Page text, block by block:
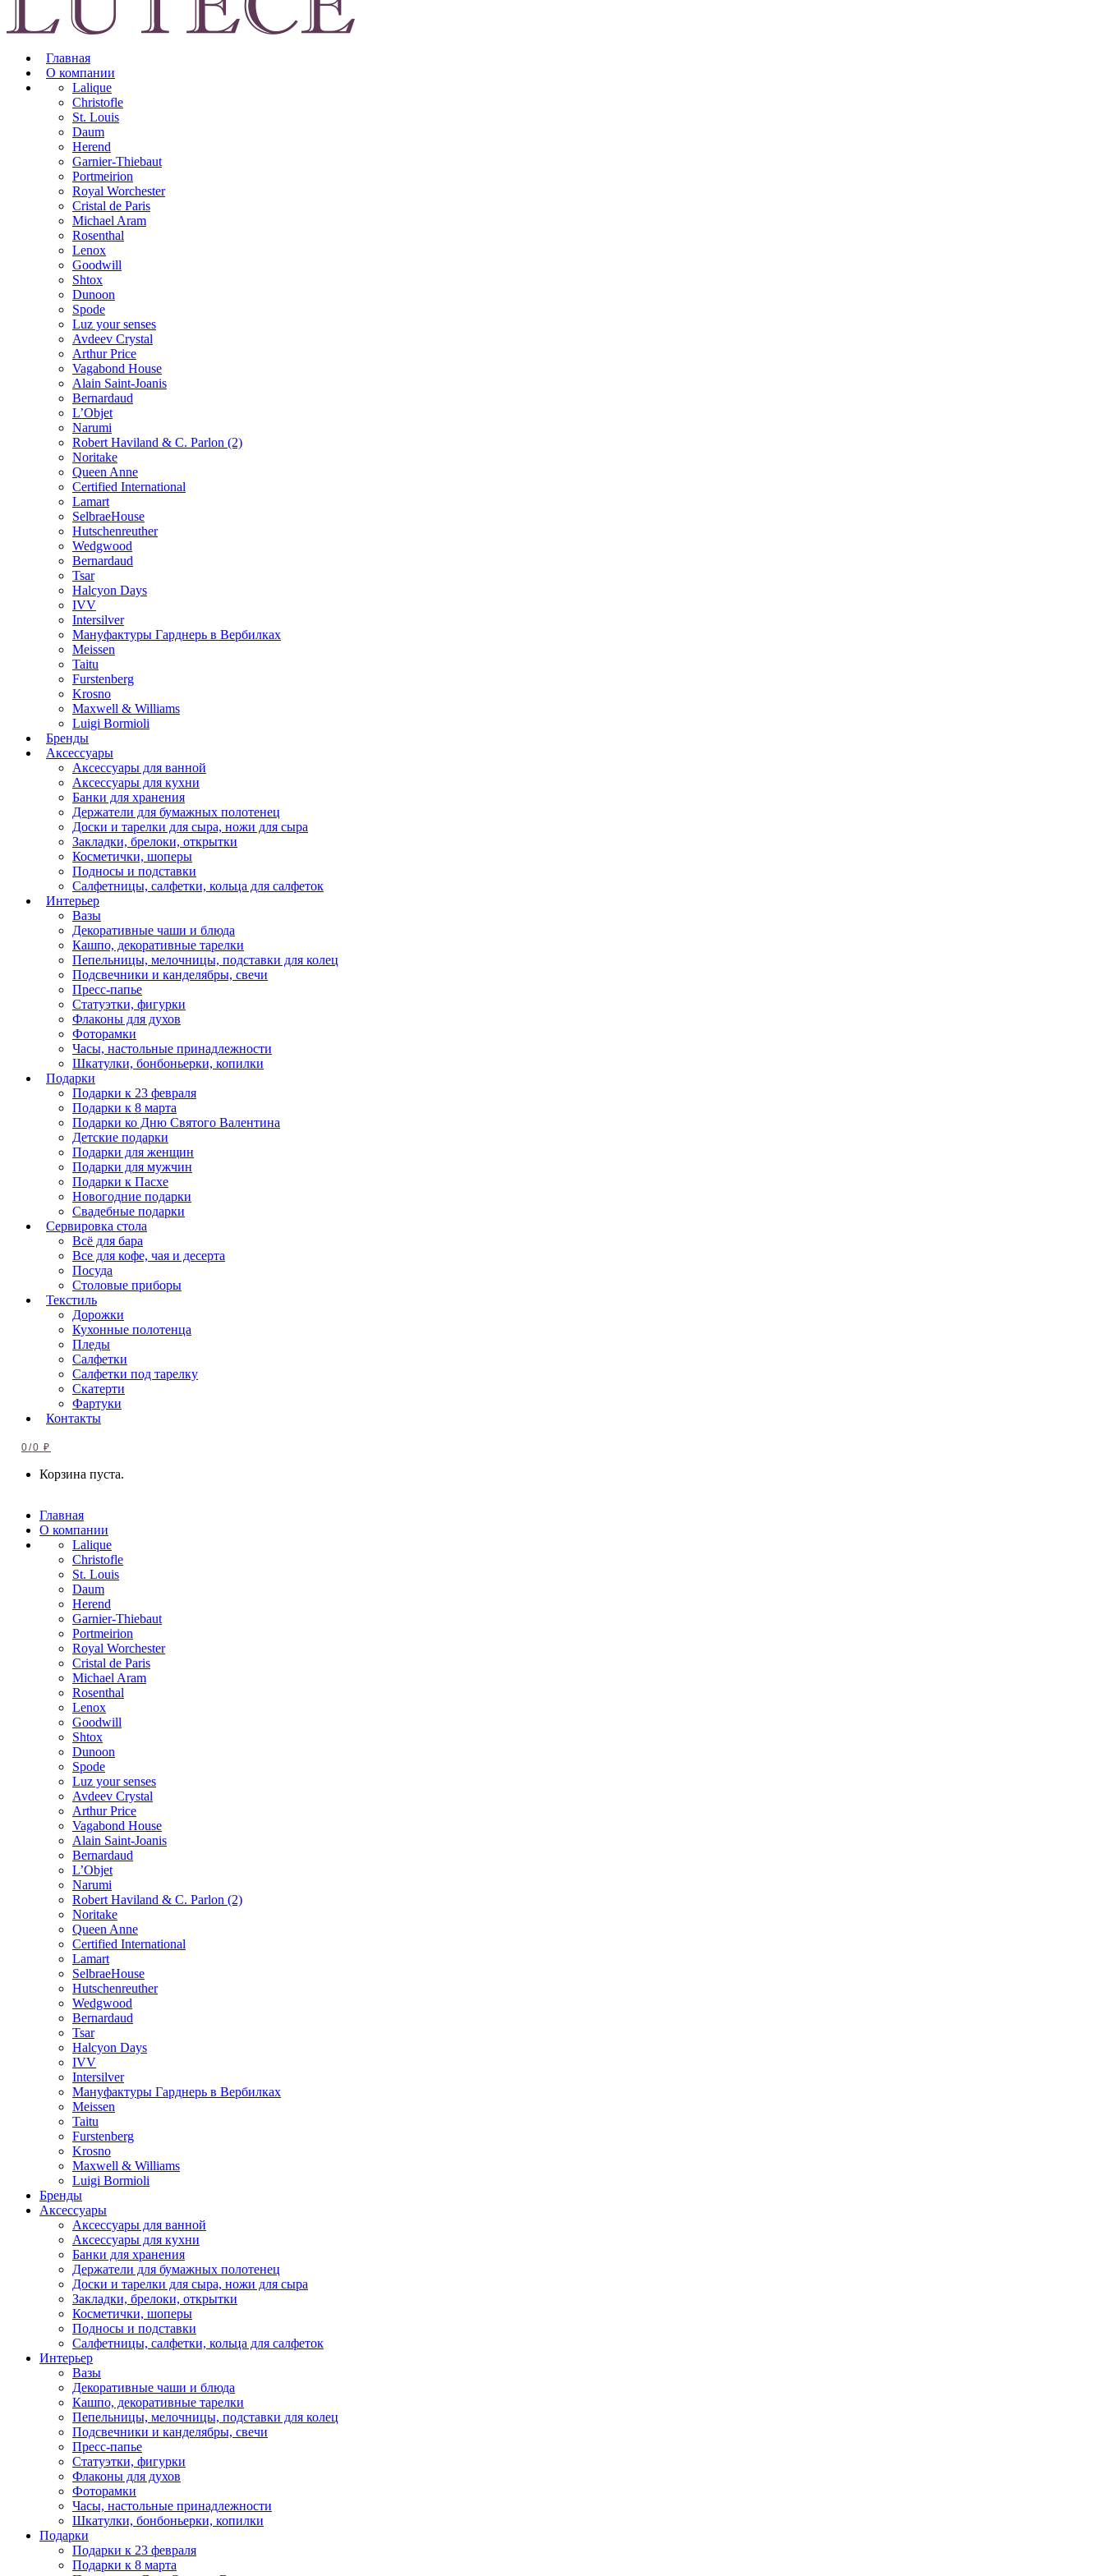
Главная
О компании
Lalique
Christofle
St. Louis
Daum
Herend
Garnier-Thiebaut
Portmeirion
Royal Worchester
Cristal de Paris
Michael Aram
Rosenthal
Lenox
Goodwill
Shtox
Dunoon
Spode
Luz your senses
Avdeev Crystal
Arthur Price
Vagabond House
Alain Saint-Joanis
Bernardaud
L’Objet
Narumi
Robert Haviland & C. Parlon (2)
Noritakе
Queen Anne
Certified International
Lamart
SelbraeHouse
Hutschenreuther
Wedgwood
Bernardaud
Tsar
Halcyon Days
IVV
Intersilver
Мануфактуры Гарднерь в Вербилках
Meissen
Taitu
Furstenberg
Krosno
Maxwell & Williams
Luigi Bormioli
Бренды
Аксессуары
Аксессуары для ванной
Аксессуары для кухни
Банки для хранения
Держатели для бумажных полотенец
Доски и тарелки для сыра, ножи для сыра
Закладки, брелоки, открытки
Косметички, шоперы
Подносы и подставки
Салфетницы, салфетки, кольца для салфеток
Интерьер
Вазы
Декоративные чаши и блюда
Кашпо, декоративные тарелки
Пепельницы, мелочницы, подставки для колец
Подсвечники и канделябры, свечи
Пресс-папье
Статуэтки, фигурки
Флаконы для духов
Фоторамки
Часы, настольные принадлежности
Шкатулки, бонбоньерки, копилки
Подарки
Подарки к 23 февраля
Подарки к 8 марта
Подарки ко Дню Святого Валентина
Детские подарки
Подарки для женщин
Подарки для мужчин
Подарки к Пасхе
Новогодние подарки
Свадебные подарки
Сервировка стола
Всё для бара
Все для кофе, чая и десерта
Посуда
Столовые приборы
Текстиль
Дорожки
Кухонные полотенца
Пледы
Салфетки
Салфетки под тарелку
Скатерти
Фартуки
Контакты
0/0₽
Корзина пуста.
Главная
О компании
Lalique
Christofle
St. Louis
Daum
Herend
Garnier-Thiebaut
Portmeirion
Royal Worchester
Cristal de Paris
Michael Aram
Rosenthal
Lenox
Goodwill
Shtox
Dunoon
Spode
Luz your senses
Avdeev Crystal
Arthur Price
Vagabond House
Alain Saint-Joanis
Bernardaud
L’Objet
Narumi
Robert Haviland & C. Parlon (2)
Noritakе
Queen Anne
Certified International
Lamart
SelbraeHouse
Hutschenreuther
Wedgwood
Bernardaud
Tsar
Halcyon Days
IVV
Intersilver
Мануфактуры Гарднерь в Вербилках
Meissen
Taitu
Furstenberg
Krosno
Maxwell & Williams
Luigi Bormioli
Бренды
Аксессуары
Аксессуары для ванной
Аксессуары для кухни
Банки для хранения
Держатели для бумажных полотенец
Доски и тарелки для сыра, ножи для сыра
Закладки, брелоки, открытки
Косметички, шоперы
Подносы и подставки
Салфетницы, салфетки, кольца для салфеток
Интерьер
Вазы
Декоративные чаши и блюда
Кашпо, декоративные тарелки
Пепельницы, мелочницы, подставки для колец
Подсвечники и канделябры, свечи
Пресс-папье
Статуэтки, фигурки
Флаконы для духов
Фоторамки
Часы, настольные принадлежности
Шкатулки, бонбоньерки, копилки
Подарки
Подарки к 23 февраля
Подарки к 8 марта